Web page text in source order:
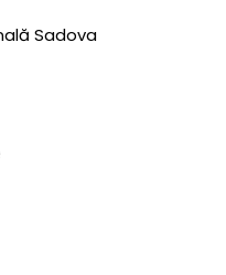
Sadova